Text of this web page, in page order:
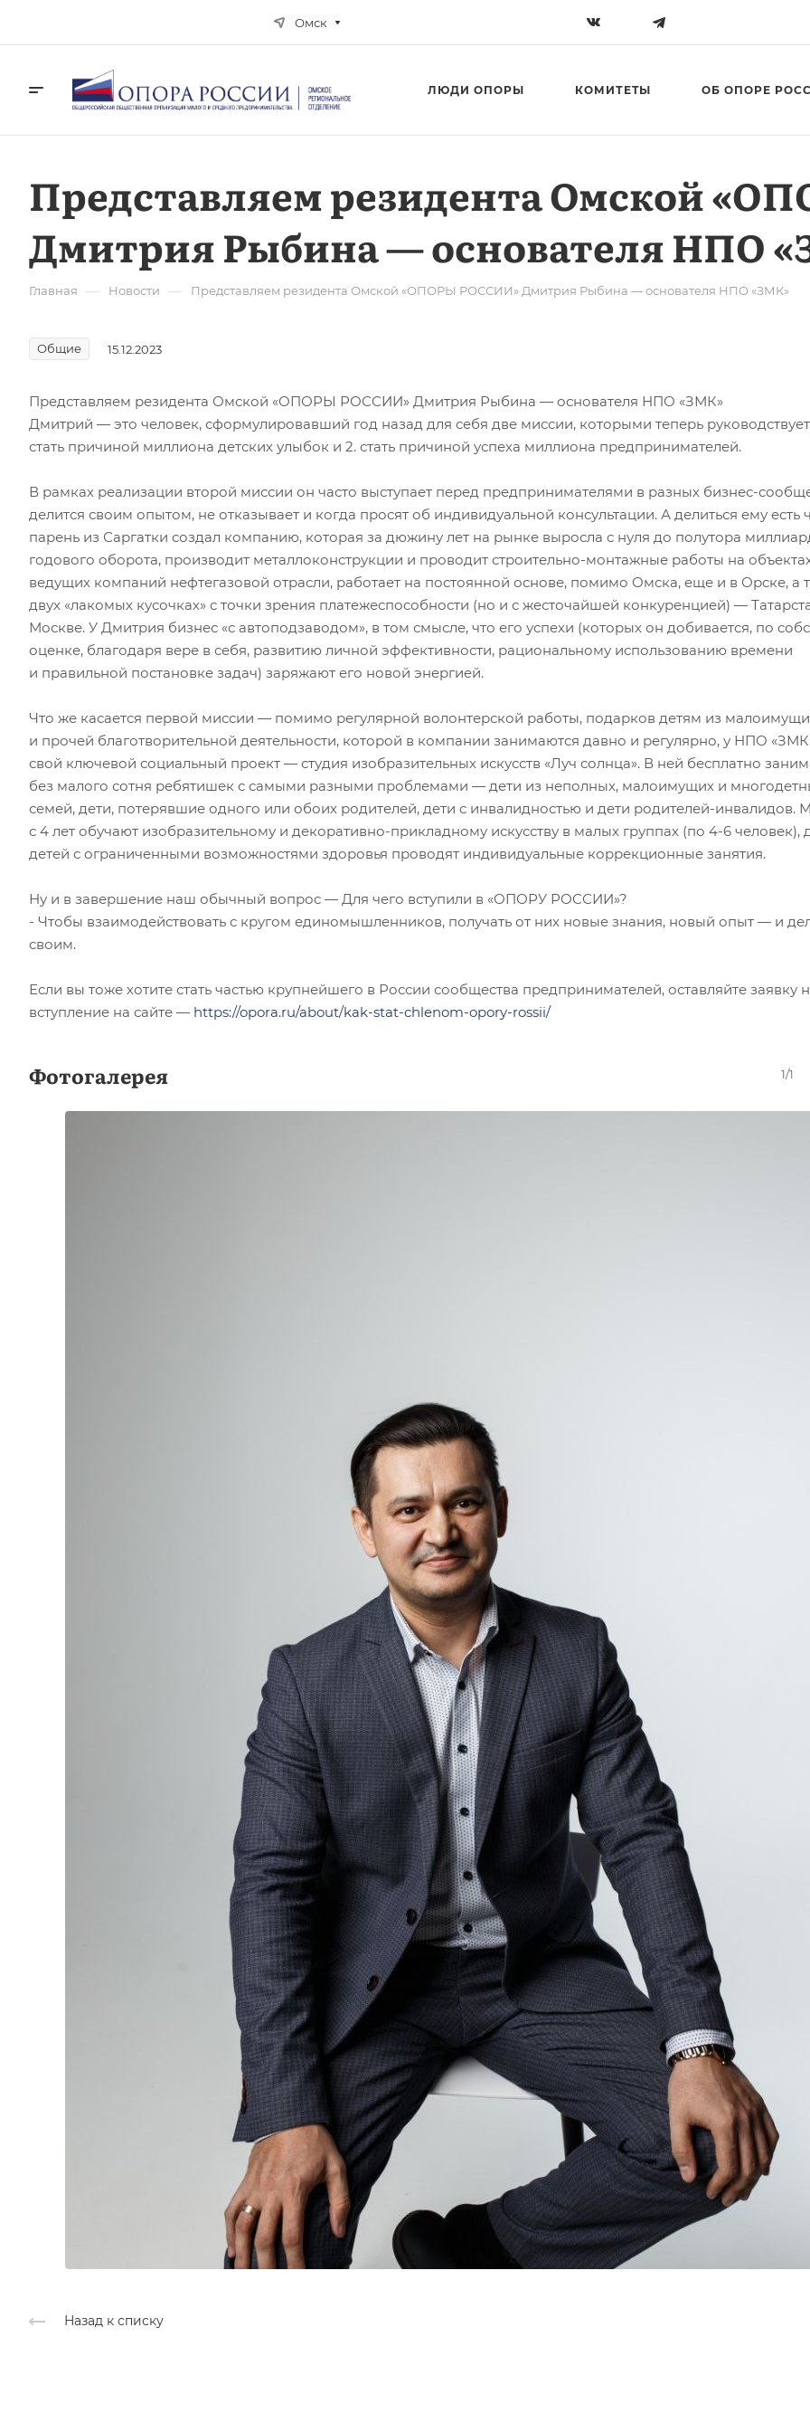
Омск
ЛЮДИ ОПОРЫ КОМИТЕТЫ ОБ ОПОРЕ
Представляем резидента Омской
Дмитрия Рыбина — основателя НПО
Главная — Новости — Представляем резидента Омской «ОПОРЫ РОССИИ» Дмитрия Рыбина — основателя НПО «ЗМК»
Общие 15.12.2023
Представляем резидента Омской «ОПОРЫ РОССИИ» Дмитрия Рыбина — основателя НПО «ЗМК»
Дмитрий — это человек, сформулировавший год назад для себя две миссии, которыми теперь
стать причиной миллиона детских улыбок и 2. стать причиной успеха миллиона предпринимателей.
В рамках реализации второй миссии он часто выступает перед предпринимателями в разных бизнес-
делится своим опытом, не отказывает и когда просят об индивидуальной консультации. А делиться ему
парень из Саргатки создал компанию, которая за дюжину лет на рынке выросла с нуля до полутора
годового оборота, производит металлоконструкции и проводит строительно-монтажные работы на
ведущих компаний нефтегазовой отрасли, работает на постоянной основе, помимо Омска, еще и в Орске, а
двух «лакомых кусочках» с точки зрения платежеспособности (но и с жесточайшей конкуренцией) —
Москве. У Дмитрия бизнес «с автоподзаводом», в том смысле, что его успехи (которых он добивается, по
оценке, благодаря вере в себя, развитию личной эффективности, рациональному использованию времени
и правильной постановке задач) заряжают его новой энергией.
Что же касается первой миссии — помимо регулярной волонтерской работы, подарков детям из
и прочей благотворительной деятельности, которой в компании занимаются давно и регулярно, у НПО
свой ключевой социальный проект — студия изобразительных искусств «Луч солнца». В ней бесплатно
без малого сотня ребятишек с самыми разными проблемами — дети из неполных, малоимущих и
семей, дети, потерявшие одного или обоих родителей, дети с инвалидностью и дети родителей-инвалидов.
с 4 лет обучают изобразительному и декоративно-прикладному искусству в малых группах (по 4-6 человек),
детей с ограниченными возможностями здоровья проводят индивидуальные коррекционные занятия.
Ну и в завершение наш обычный вопрос — Для чего вступили в «ОПОРУ РОССИИ»?
- Чтобы взаимодействовать с кругом единомышленников, получать от них новые знания, новый опыт — и
своим.
Если вы тоже хотите стать частью крупнейшего в России сообщества предпринимателей, оставляйте заявку
вступление на сайте — https://opora.ru/about/kak-stat-chlenom-opory-rossii/
Фотогалерея 1/1
Назад к списку